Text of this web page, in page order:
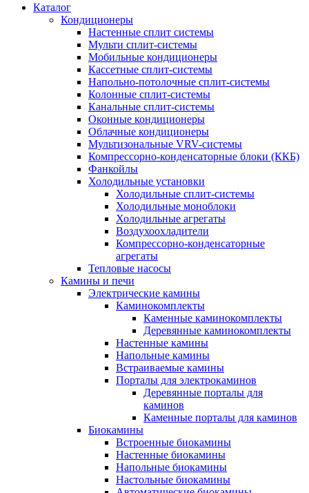
Каталог
Кондиционеры
Настенные сплит системы
Мульти сплит-системы
Мобильные кондиционеры
Кассетные сплит-системы
Напольно-потолочные сплит-системы
Колонные сплит-системы
Канальные сплит-системы
Оконные кондиционеры
Облачные кондиционеры
Мультизональные VRV-системы
Компрессорно-конденсаторные блоки (ККБ)
Фанкойлы
Холодильные установки
Холодильные сплит-системы
Холодильные моноблоки
Холодильные агрегаты
Воздухоохладители
Компрессорно-конденсаторные
агрегаты
Тепловые насосы
Камины и печи
Электрические камины
Каминокомплекты
Каменные каминокомплекты
Деревянные каминокомплекты
Настенные камины
Напольные камины
Встраиваемые камины
Порталы для электрокаминов
Деревянные порталы для
каминов
Каменные порталы для каминов
Биокамины
Встроенные биокамины
Настенные биокамины
Напольные биокамины
Настольные биокамины